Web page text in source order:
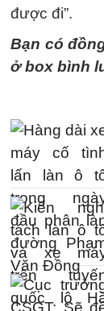
được đi”.
Bạn có
ở box bình